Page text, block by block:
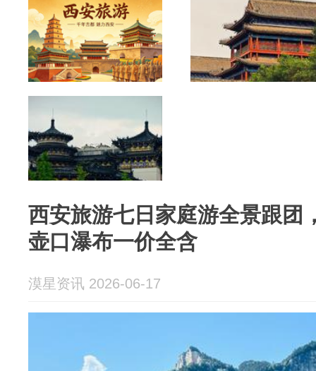
西安旅游七日家庭游全景跟团
壶口瀑布一价全含
漠星资讯 2026-06-17